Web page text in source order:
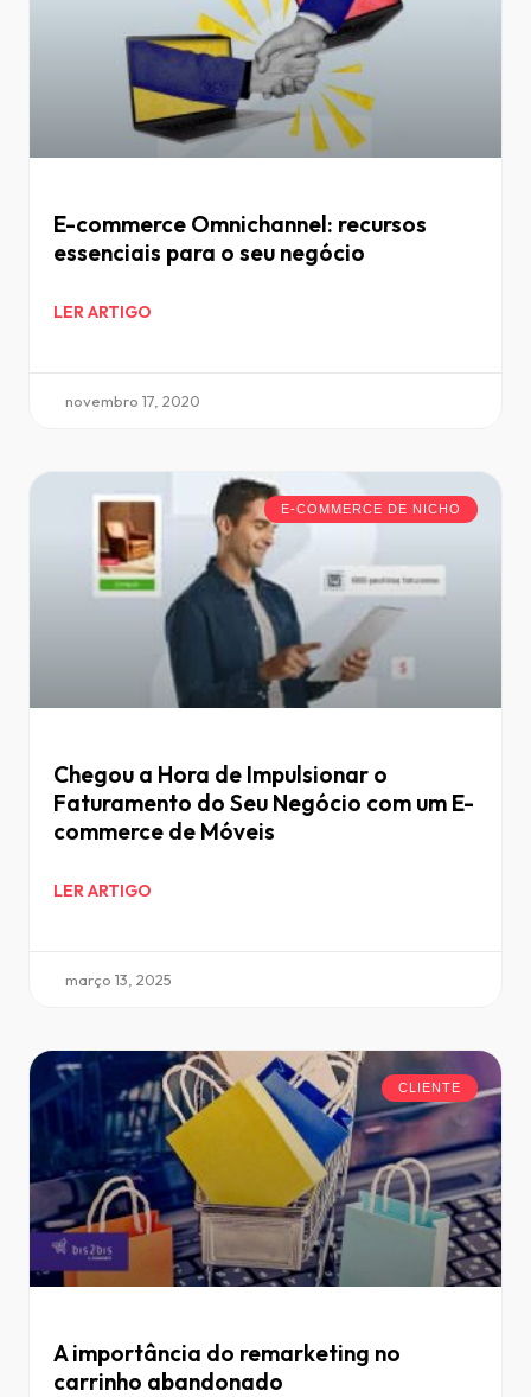
E-commerce Omnichannel: recursos
essenciais para o seu negócio
LER ARTIGO
novembro 17, 2020
E-COMMERCE DE NICHO
Chegou a Hora de Impulsionar o
Faturamento do Seu Negócio com um E-
commerce de Móveis
LER ARTIGO
março 13, 2025
CLIENTE
A importância do remarketing no
carrinho abandonado